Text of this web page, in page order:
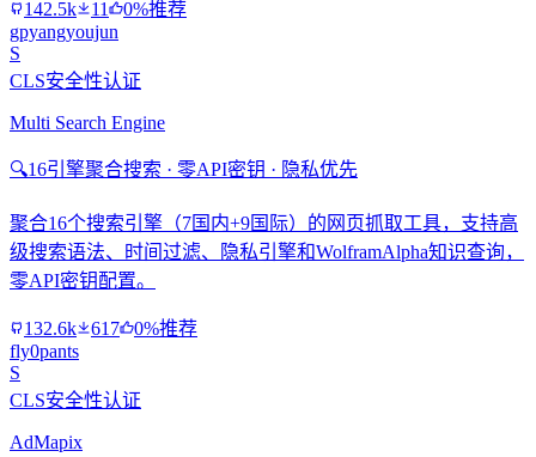
142.5k 11
0%推荐
gpyangyoujun
S
CLS安全性认证
Multi Search Engine
🔍16引擎聚合搜索 · 零API密钥 · 隐私优先
聚合16个搜索引擎（7国内+9国际）的网页抓取工具，支持高
级搜索语法、时间过滤、隐私引擎和WolframAlpha知识查询，
零API密钥配置。
132.6k 617
0%推荐
fly0pants
S
CLS安全性认证
AdMapix